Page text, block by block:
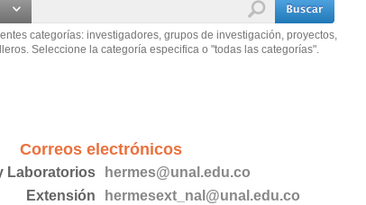
categorías: investigadores, grupos de investigación, proyectos,
Seleccione la categoría especifica o "todas las categorías".
Correos electrónicos
Laboratorios
hermes@unal.edu.co
Extensión
hermesext_nal@unal.edu.co